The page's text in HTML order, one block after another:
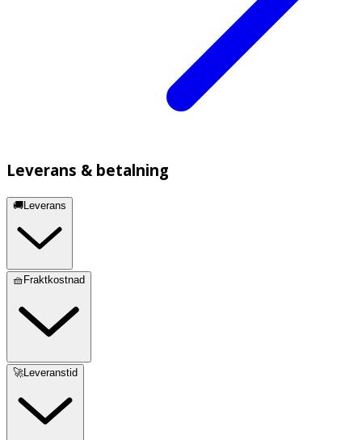
Leverans & betalning
🚚Leverans
🧺Fraktkostnad
🚀Leveranstid